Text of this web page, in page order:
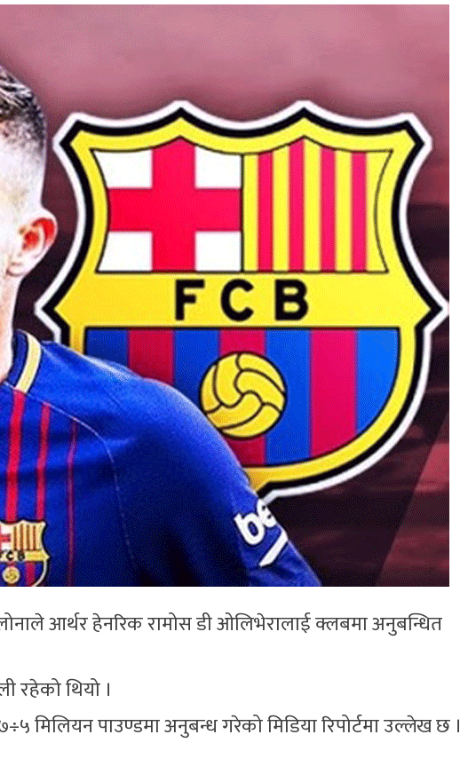
आर्थर हेनरिक रामोस डी ओलिभेरालाई क्लबमा अनुबन्धित
रहेको थियो ।
मिलियन पाउण्डमा अनुबन्ध गरेको मिडिया रिपोर्टमा उल्लेख छ ।